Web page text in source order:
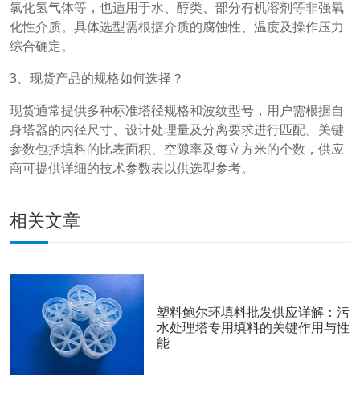
氯化氢气体等，也适用于水、醇类、部分有机溶剂等非强氧
化性介质。具体选型需根据介质的腐蚀性、温度及操作压力
综合确定。
3、现货产品的规格如何选择？
现货通常提供多种标准塔径规格和波纹型号，用户需根据自
身塔器的内径尺寸、设计处理量及分离要求进行匹配。关键
参数包括填料的比表面积、空隙率及每立方米的个数，供应
商可提供详细的技术参数表以供选型参考。
相关文章
塑料鲍尔环填料批发供应详解：污
水处理塔专用填料的关键作用与性
能